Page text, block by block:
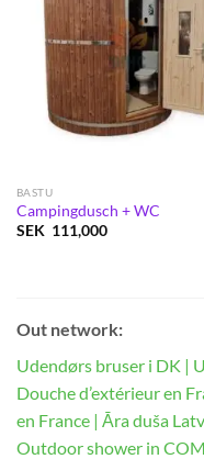
BASTU
Campingdusch + WC
SEK 111,000
Out network:
Udendørs bruser i DK |
Douche d’extérieur en
en France | Āra duša
Outdoor shower in COM